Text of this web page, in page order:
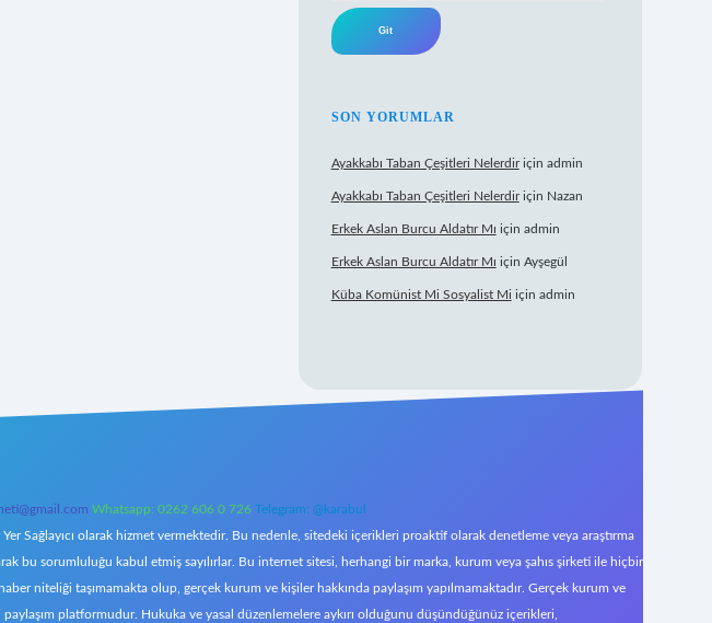
SON YORUMLAR
Ayakkabı Taban Çeşitleri Nelerdiriçin admin
Ayakkabı Taban Çeşitleri Nelerdiriçin Nazan
Erkek Aslan Burcu Aldatır Mı için admin
Erkek Aslan Burcu Aldatır Mı için Ayşegül
Küba Komünist Mi Sosyalist Mi için admin
Whatsapp: 0262 606 0 726 Telegram: @karabul
Sağlayıcı olarak hizmet vermektedir. Bu nedenle, sitedeki içerikleri proaktif olarak denetleme veya araştırma
bu sorumluluğu kabul etmiş sayılırlar. Bu internet sitesi, herhangi bir marka, kurum veya şahıs şirketi ile hiçbir
niteliği taşımamakta olup, gerçek kurum ve kişiler hakkında paylaşım yapılmamaktadır. Gerçek kurum ve
platformudur. Hukuka ve yasal düzenlemelere aykırı olduğunu düşündüğünüz içerikleri,